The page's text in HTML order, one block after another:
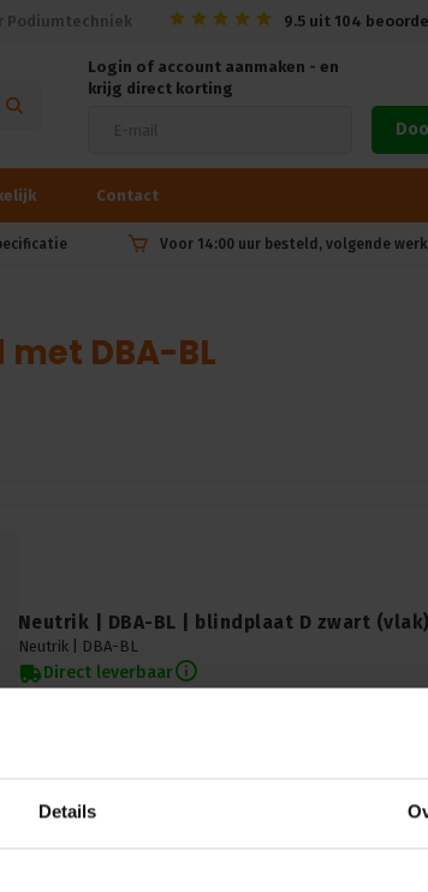
Details
Podiumtechniek 9.5 uit 104
Login of account aanmaken - en
krijg direct korting
Contact
Voor 14:00 uur besteld, volgende
DBA-BL
Neutrik | DBA-BL | blindplaat D zwart (vlak)
Neutrik | DBA-BL
Direct leverbaar
nette afwerking van uw paneelopeningen. Elegant, strak